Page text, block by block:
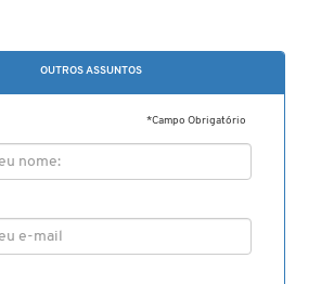
OUTROS ASSUNTOS
*Campo Obrigatório